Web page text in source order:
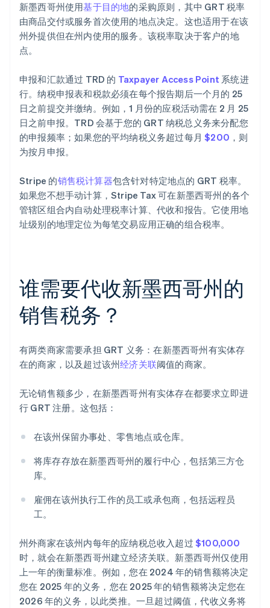
新墨西哥州使用基于目的地的采购原则，其中 GRT 税率
由商品交付或服务首次使用的地点决定。这也适用于在该
州外提供但在州内使用的服务。该税率取决于客户的地
点。
申报和汇款通过 TRD 的 Taxpayer Access Point 系统进
行。纳税申报表和税款必须在每个报告期后一个月的 25
日之前提交并缴纳。例如，1 月份的应税活动需在 2 月 25
日之前申报。TRD 会基于您的 GRT 纳税总义务来分配您
的申报频率；如果您的平均纳税义务超过每月$200 ，则
为按月申报。
Stripe 的销售税计算器包含针对特定地点的 GRT 税率。
如果您不想手动计算，Stripe Tax 可在新墨西哥州的各个
管辖区组合内自动处理税率计算、代收和报告。它使用地
址级别的地理定位为每笔交易应用正确的组合税率。
谁需要代收新墨西哥州的
销售税务？
有两类商家需要承担 GRT 义务：在新墨西哥州有实体存
在的商家，以及超过该州经济关联阈值的商家。
无论销售额多少，在新墨西哥州有实体存在都要求立即进
行 GRT 注册。这包括：
在该州保留办事处、零售地点或仓库。
将库存存放在新墨西哥州的履行中心，包括第三方仓
库。
雇佣在该州执行工作的员工或承包商，包括远程员
工。
州外商家在该州内每年的应纳税总收入超过 $100,000
时，就会在新墨西哥州建立经济关联。新墨西哥州仅使用
上一年的衡量标准。例如，您在 2024 年的销售额将决定
您在 2025 年的义务，您在 2025 年的销售额将决定您在
2026 年的义务，以此类推。一旦超过阈值，代收义务将